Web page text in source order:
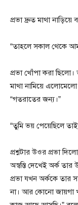
প্রভা দ্রুত মাথা
“তাহলে সকাল থেকে
প্রভা খোঁপা করা
মাথা নামিয়ে
“গতরাতের জন্য।”
“তুমি ভয় পেয়েছিলে
প্রশ্নটার উওর প্রভা
অস্বস্তি দেখেই অর্ক
প্রভা যখন অর্ককে তার
না। আর কোনো জায়গা